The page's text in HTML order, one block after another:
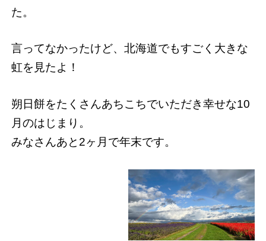
た。
言ってなかったけど、北海道でもすごく大きな
虹を見たよ！
朔日餅をたくさんあちこちでいただき幸せな10
月のはじまり。
みなさんあと2ヶ月で年末です。